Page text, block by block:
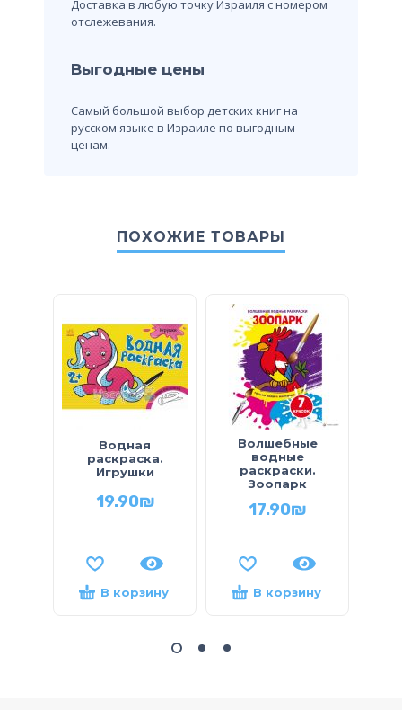
Доставка в любую точку Израиля с номером
отслежевания.
Выгодные цены
Самый большой выбор детских книг на
русском языке в Израиле по выгодным
ценам.
ПОХОЖИЕ ТОВАРЫ
Водная
раскраска.
Игрушки
19.90₪
В корзину
Волшебные
водные
раскраски.
Зоопарк
17.90₪
В корзину